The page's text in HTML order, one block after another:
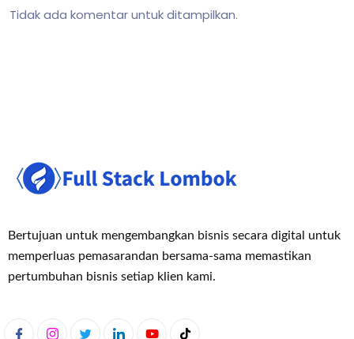
Tidak ada komentar untuk ditampilkan.
Bertujuan untuk mengembangkan bisnis secara digital untuk
memperluas pemasarandan bersama-sama memastikan
pertumbuhan bisnis setiap klien kami.